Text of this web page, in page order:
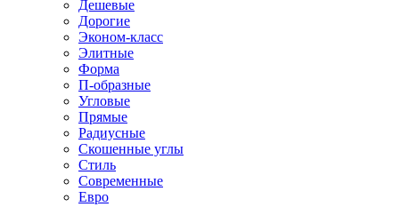
Дешевые
Дорогие
Эконом-класс
Элитные
Форма
П-образные
Угловые
Прямые
Радиусные
Скошенные углы
Стиль
Современные
Евро